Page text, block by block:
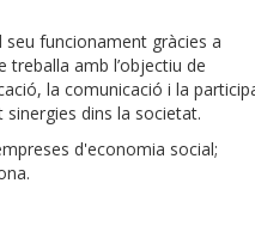
funcionament gràcies a
treballa amb l’objectiu de
la comunicació i la
dins la societat.
d'economia social;